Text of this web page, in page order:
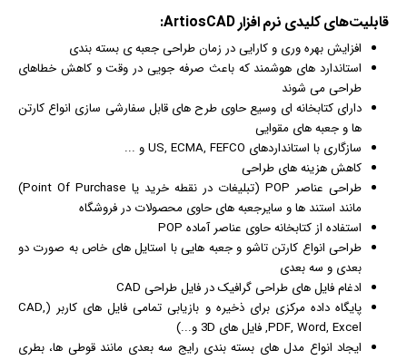
قابلیت‌های کلیدی نرم افزار
افزایش بهره وری و کارایی در زمان طراحی جعبه ی بسته بندی
استاندارد های هوشمند که باعث صرفه جویی در وقت و کاهش خطاهای
طراحی می شوند
دارای کتابخانه ای وسیع حاوی طرح های قابل سفارشی سازی انواع کارتن
ها و جعبه های مقوایی
سازگاری با استانداردهای US, ECMA, FEFCO و ...
کاهش هزینه های طراحی
طراحی عناصر POP (
تبلیغ
ات در نقطه خرید یا Point Of Purchase)
مانند استند ها و سایرجعبه های حاوی محصولات در فروشگاه
استفاده از کتابخانه حاوی عناصر آماده POP
طراحی انواع کارتن تاشو و جعبه هایی با استایل های خاص به صورت دو
بعدی و سه بعدی
ادغام فایل های طراحیگرافیکدر فایل طراحی CAD
پایگاه داده مرکزی برای ذخیره و بازی
ابی تمامی فایل های کاربر (CAD,
PDF, Word, Excel, فایل های 3D و...)
ایجاد انواع مدل های بسته بندی رایج سه بعدی مانند قوطی ها، بطری